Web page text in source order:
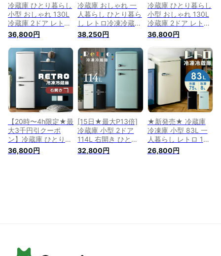
冷蔵庫 ひとり暮らし
小型 おしゃれ 130L
冷蔵庫 2ドア レトロ
デザイン 冷凍冷蔵庫
一人暮らし ミニ冷蔵
庫 オフィス スリム
キッチン家電 ブラッ
ク オフホワイト ラ
イトグリーン PRR-
142D
36,800円
冷蔵庫 おしゃれ 一
人暮らし ひとり暮ら
し レトロ冷凍冷蔵庫
130L PRR-142D 冷
蔵庫 冷凍庫 かわい
い レトロ キッチン
家電 新生活 一人暮
らし 1人暮らし ひと
り暮らし【D】 あす
楽
38,250円
冷蔵庫 ひとり暮らし
小型 おしゃれ 130L
冷蔵庫 2ドア レトロ
デザイン 新生活 家
電 新品 サブ冷蔵庫
ミニ冷蔵庫 1人暮ら
し 単身 引っ越し 寮
新生活 キッチン家電
ブラック オフホワイ
ト ライトグリーン
PRR-142D 【D】
36,800円
【20時〜4h限定★最
大3千円引クーポ
ン】冷蔵庫 ひとり暮
らし 2ドア レトロ冷
凍冷蔵庫 130L PRR-
36,800円
[15日★最大P13倍]
冷蔵庫 小型 2ドア
114L 右開き ひとり
暮らし レトロ冷凍冷
蔵庫 PRR-122D送料
32,800円
★新発売★ 冷蔵庫
冷凍庫 小型 83L 一
人暮らし レトロ 1ド
ア おしゃれ コンパ
クト 冷凍冷蔵庫 冷
26,800円